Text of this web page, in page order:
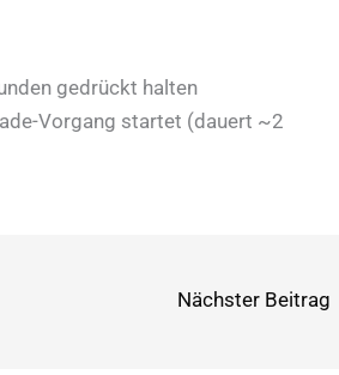
gedrückt halten
Vorgang startet (dauert ~2
Nächster Beitrag